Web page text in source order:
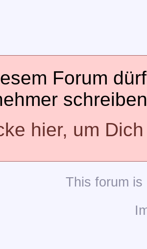
Forum
hier, um
This forum is